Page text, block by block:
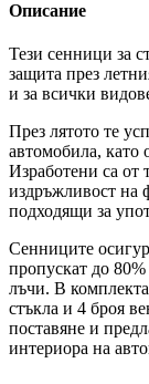
Описание
Тези сенници за
защита през
и за всички
През лятото те
автомобила, като
Изработени са от
издръжливост на
подходящи за
Сенниците
пропускат до
лъчи. В
стъкла и 4 броя
поставяне и
интериора на